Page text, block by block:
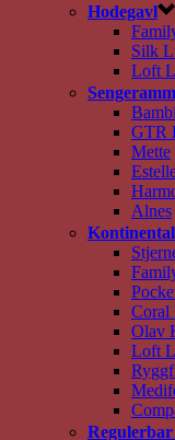
Hodegavl
Silk
Loft
GTR
Mette
Alnes
Coral
Olav
Loft
Regulerbar